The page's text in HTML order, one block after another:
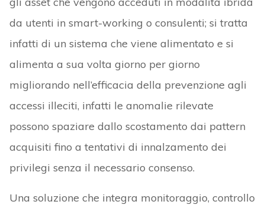
da utenti in smart-working o consulenti; si tratta
infatti di un sistema che viene alimentato e si
alimenta a sua volta giorno per giorno
migliorando nell’efficacia della prevenzione agli
accessi illeciti, infatti le anomalie rilevate
possono spaziare dallo scostamento dai pattern
acquisiti fino a tentativi di innalzamento dei
privilegi senza il necessario consenso.
Una soluzione che integra monitoraggio, controllo